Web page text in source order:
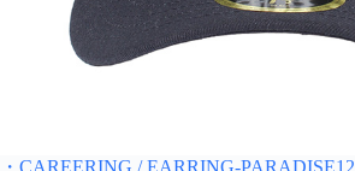
・CAREERING / EARRING-PARADISE12